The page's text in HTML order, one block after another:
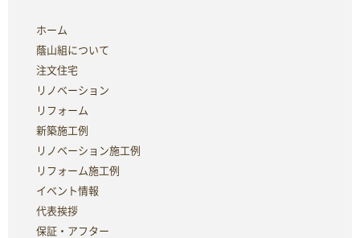
ホーム
蔭山組について
注文住宅
リノベーション
リフォーム
新築施工例
リノベーション施工例
リフォーム施工例
イベント情報
代表挨拶
保証・アフター